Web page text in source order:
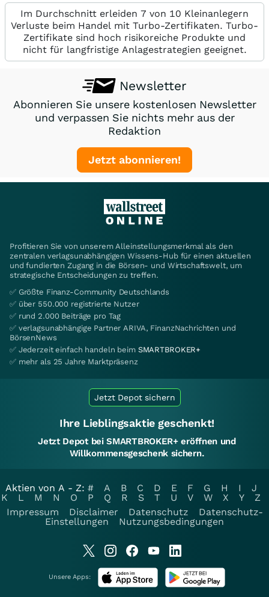
Im Durchschnitt erleiden 7 von 10 Kleinanlegern
Verluste beim Handel mit Turbo-Zertifikaten. Turbo-
Zertifikate sind hoch risikoreiche Produkte und
nicht für langfristige Anlagestrategien geeignet.
Newsletter
Abonnieren Sie unsere kostenlosen Newsletter
und verpassen Sie nichts mehr aus der
Redaktion
Jetzt abonnieren!
Profitieren Sie von unserem Alleinstellungsmerkmal als den
zentralen verlagsunabhängigen Wissens-Hub für einen aktuellen
und fundierten Zugang in die Börsen- und Wirtschaftswelt, um
strategische Entscheidungen zu treffen.
✅ Größte Finanz-Community Deutschlands
✅ über 550.000 registrierte Nutzer
✅ rund 2.000 Beiträge pro Tag
✅ verlagsunabhängige Partner ARIVA, FinanzNachrichten und
BörsenNews
✅ Jederzeit einfach handeln beim SMARTBROKER+
✅ mehr als 25 Jahre Marktpräsenz
Jetzt Depot sichern
Ihre Lieblingsaktie geschenkt!
Jetzt Depot bei SMARTBROKER+ eröffnen und
Willkommensgeschenk sichern.
Aktien von A - Z: # A B C D E F G H I
J
K
L M N O P Q R S T U V W X Y
Z
Impressum
Disclaimer Datenschutz
Datenschutz-
Einstellungen
Nutzungsbedingungen
Unsere Apps: